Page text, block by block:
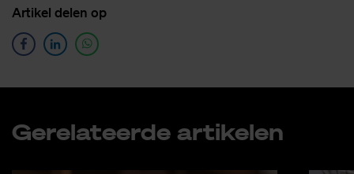
Ar­ti­kel de­len op
Ge­re­la­teer­de ar­ti­ke­len